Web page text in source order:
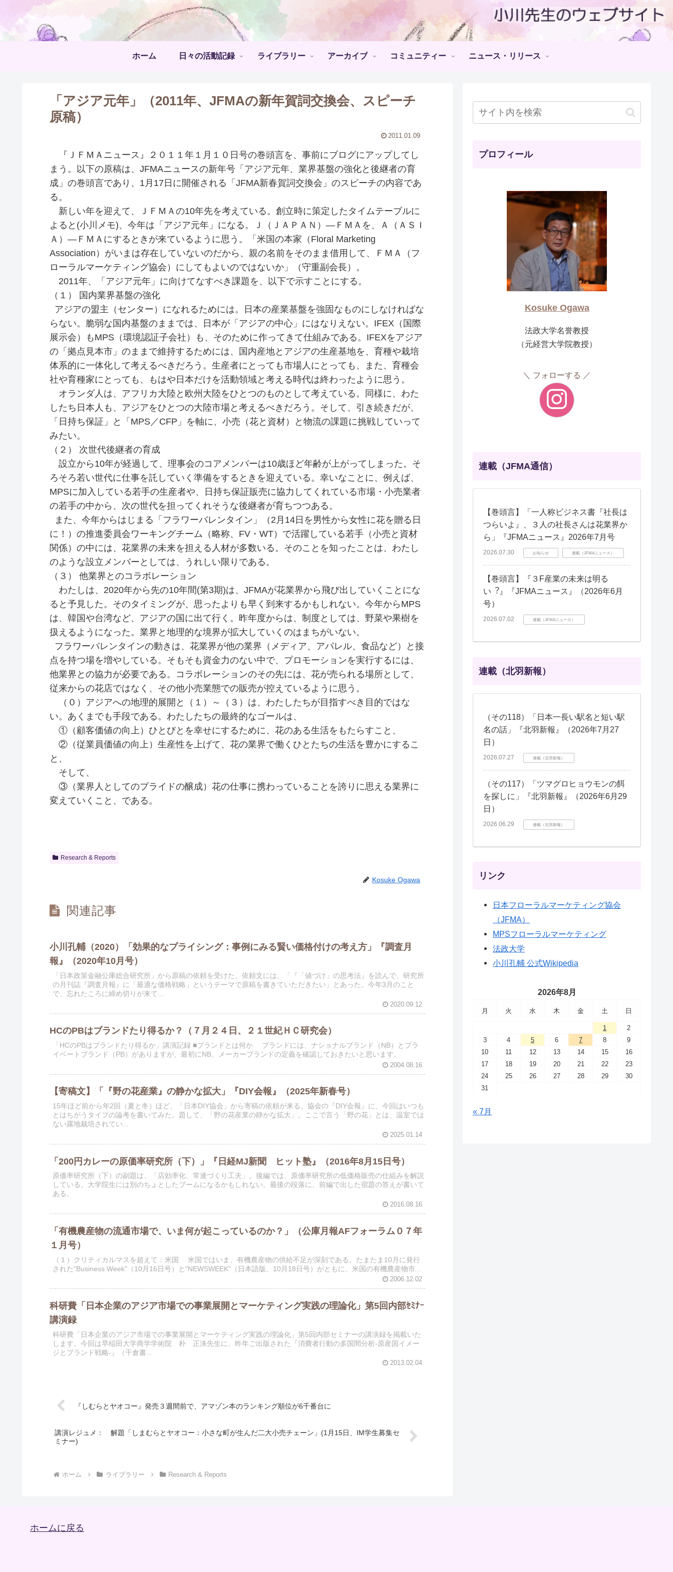
ホーム 日々の活動記録 ライブラリー アーカイブ コミュニティー ニュース・リリース
「アジア元年」（2011年、JFMAの新年賀詞交換会、スピーチ
原稿）
2011.01.09
『ＪＦＭＡニュース』２０１１年１月１０日号の巻頭言を、事前にブログにアップしてし
まう。以下の原稿は、JFMAニュースの新年号「アジア元年、業界基盤の強化と後継者の育
成」の巻頭言であり、1月17日に開催される「JFMA新春賀詞交換会」のスピーチの内容であ
る。
新しい年を迎えて、ＪＦＭＡの10年先を考えている。創立時に策定したタイムテーブルに
よると(小川メモ)、今年は「アジア元年」になる。Ｊ（ＪＡＰＡＮ）―ＦＭＡを、Ａ（ＡＳＩ
Ａ）―ＦＭＡにするときが来ているように思う。「米国の本家（Floral Marketing
Association）がいまは存在していないのだから、親の名前をそのまま借用して、ＦＭＡ（フ
ローラルマーケティング協会）にしてもよいのではないか」（守重副会長）。
2011年、「アジア元年」に向けてなすべき課題を、以下で示すことにする。
（１） 国内業界基盤の強化
アジアの盟主（センター）になれるためには。日本の産業基盤を強固なものにしなければな
らない。脆弱な国内基盤のままでは、日本が「アジアの中心」にはなりえない。IFEX（国際
展示会）もMPS（環境認証子会社）も、そのために作ってきて仕組みである。IFEXをアジア
の「拠点見本市」のままで維持するためには、国内産地とアジアの生産基地を、育種や栽培
体系的に一体化して考えるべきだろう。生産者にとっても市場人にとっても、また、育種会
社や育種家にとっても、もはや日本だけを活動領域と考える時代は終わったように思う。
オランダ人は、アフリカ大陸と欧州大陸をひとつのものとして考えている。同様に、わた
したち日本人も、アジアをひとつの大陸市場と考えるべきだろう。そして、引き続きだが、
「日持ち保証」と「MPS／CFP」を軸に、小売（花と資材）と物流の課題に挑戦していって
みたい。
（２） 次世代後継者の育成
設立から10年が経過して、理事会のコアメンバーは10歳ほど年齢が上がってしまった。そ
ろそろ若い世代に仕事を託していく準備をするときを迎えている。幸いなことに、例えば、
MPSに加入している若手の生産者や、日持ち保証販売に協力してくれている市場・小売業者
の若手の中から、次の世代を担ってくれそうな後継者が育ちつつある。
また、今年からはじまる「フラワーバレンタイン」（2月14日を男性から女性に花を贈る日
に！）の推進委員会ワーキングチーム（略称、FV・WT）で活躍している若手（小売と資材
関係）の中には、花業界の未来を担える人材が多数いる。そのことを知ったことは、わたし
のような設立メンバーとしては、うれしい限りである。
（３） 他業界とのコラボレーション
わたしは、2020年から先の10年間(第3期)は、JFMAが花業界から飛び出していくことにな
ると予見した。そのタイミングが、思ったよりも早く到来するかもしれない。今年からMPS
は、韓国や台湾など、アジアの国に出て行く。昨年度からは、制度としては、野菜や果樹を
扱えるようになった。業界と地理的な境界が拡大していくのはまちがいない。
フラワーバレンタインの動きは、花業界が他の業界（メディア、アパレル、食品など）と接
点を持つ場を増やしている。そもそも資金力のない中で、プロモーションを実行するには、
他業界との協力が必要である。コラボレーションのその先には、花が売られる場所として、
従来からの花店ではなく、その他小売業態での販売が控えているように思う。
（０）アジアへの地理的展開と（１）～（３）は、わたしたちが目指すべき目的ではな
い。あくまでも手段である。わたしたちの最終的なゴールは、
①（顧客価値の向上）ひとびとを幸せにするために、花のある生活をもたらすこと、
②（従業員価値の向上）生産性を上げて、花の業界で働くひとたちの生活を豊かにするこ
と、
そして、
③（業界人としてのプライドの醸成）花の仕事に携わっていることを誇りに思える業界に
変えていくこと、である。
Research & Reports
Kosuke Ogawa
関連記事
小川孔輔（2020）「効果的なプライシング：事例にみる賢い価格付けの考え方」『調査月
報』（2020年10月号）
「日本政策金融公庫総合研究所」から原稿の依頼を受けた。依頼文には、「『「値づけ」の思考法』を読んで、研究所
の月刊誌『調査月報』に「最適な価格戦略」というテーマで原稿を書きていただきたい」とあった。今年3月のこと
で、忘れたころに締め切りが来て...
2020.09.12
HCのPBはブランドたり得るか？（７月２４日、２１世紀ＨＣ研究会）
「HCのPBはブランドたり得るか」講演記録 ■ブランドとは何か ブランドには、ナショナルブランド（NB）とプラ
イベートブランド（PB）がありますが、最初にNB、メーカーブランドの定義を確認しておきたいと思います。
2004.08.16
【寄稿文】「『野の花産業』の静かな拡大」『DIY会報』（2025年新春号）
15年ほど前から年2回（夏と冬）ほど、「日本DIY協会」から寄稿の依頼が来る。協会の『DIY会報』に、今回はいつも
とはちがうタイプの論考を書いてみた。題して、「野の花産業の静かな拡大」。ここで言う「野の花」とは、温室では
ない露地栽培されてい...
2025.01.14
「200円カレーの原価率研究所（下）」『日経MJ新聞 ヒット塾』（2016年8月15日号）
原価率研究所（下）の副題は、「店効率化、常連づくり工夫」。後編では、原価率研究所の低価格販売の仕組みを解説
している。大学院生には別のちょとしたブームになるかもしれない。最後の段落に、前編で出した宿題の答えが書いて
ある。
2016.08.16
「有機農産物の流通市場で、いま何が起こっているのか？」（公庫月報AFフォーラム０７年
１月号）
（１）クリティカルマスを超えて：米国 米国ではいま、有機農産物の供給不足が深刻である。たまたま10月に発行
された"Business Week"（10月16日号）と"NEWSWEEK"（日本語版、10月18日号）がともに、米国の有機農産物市...
2006.12.02
科研費「日本企業のアジア市場での事業展開とマーケティング実践の理論化」第5回内部ｾﾐﾅｰ
講演録
科研費「日本企業のアジア市場での事業展開とマーケティング実践の理論化」第5回内部セミナーの講演録を掲載いた
します。今回は早稲田大学商学学術院 朴 正洙先生に、昨年ご出版された『消費者行動の多国間分析-原産国イメー
ジとブランド戦略-』（千倉書...
2013.02.04
『しむらとヤオコー』発売３週間前で、アマゾン本のランキング順位が6千番台に
講演レジュメ： 解題「しまむらとヤオコー：小さな町が生んだ二大小売チェーン」(1月15日、IM学生募集セ
ミナー)
ホーム ライブラリー Research & Reports
プロフィール
Kosuke Ogawa
法政大学名誉教授
（元経営大学院教授）
フォローする
連載（JFMA通信）
【巻頭言】「一人称ビジネス書『社長は
つらいよ』、３人の社長さんは花業界か
ら」『JFMAニュース』2026年7月号
2026.07.30 お知らせ 連載（JFMAニュース）
【巻頭言】『３F産業の未来は明る
い︖』『JFMAニュース』（2026年6月
号）
2026.07.02 連載（JFMAニュース）
連載（北羽新報）
（その118）「日本一長い駅名と短い駅
名の話」『北羽新報』（2026年7月27
日）
2026.07.27 連載（北羽新報）
（その117）「ツマグロヒョウモンの餌
を探しに」『北羽新報』（2026年6月29
日）
2026.06.29 連載（北羽新報）
リンク
日本フローラルマーケティング協会
（JFMA）
MPSフローラルマーケティング
法政大学
小川孔輔 公式Wikipedia
2026年8月
月 火 水 木 金 土 日
1
2
3
4 5 6 7 8
9
10
11 12 13 14 15
16
17
18 19 20 21 22
23
24
25 26 27 28 29
30
31
« 7月
ホームに戻る